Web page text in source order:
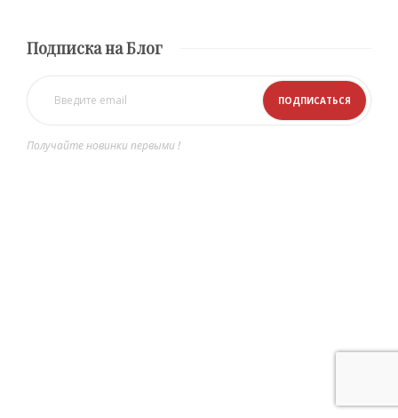
Подписка на Блог
Получайте новинки первыми !